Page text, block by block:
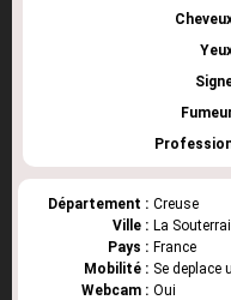
Département : Creuse
Ville : La
Pays : France
Mobilité : Se deplace
Webcam : Oui